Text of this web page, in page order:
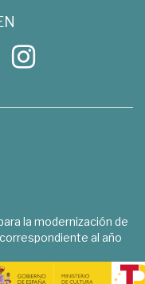
la modernización de
al año